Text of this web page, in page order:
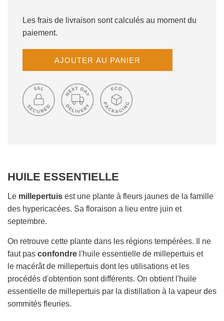
Les frais de livraison sont calculés au moment du
paiement.
C
H
G
N
O
U
.
.
.
AJOUTER AU PANIER
HUILE ESSENTIELLE
Le millepertuis est une plante à fleurs jaunes de la famille
des hypericacées. Sa floraison a lieu entre juin et
septembre.
On retrouve cette plante dans les régions tempérées. Il ne
faut pas confondre l'huile essentielle de millepertuis et
le macérât de millepertuis dont les utilisations et les
procédés d'obtention sont différents. On obtient l'huile
essentielle de millepertuis par la distillation à la vapeur des
sommités fleuries.